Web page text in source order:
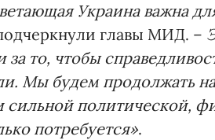
Украина важна
главы МИД. –
то, чтобы
Мы будем продолжать
сильной политической,
потребуется».